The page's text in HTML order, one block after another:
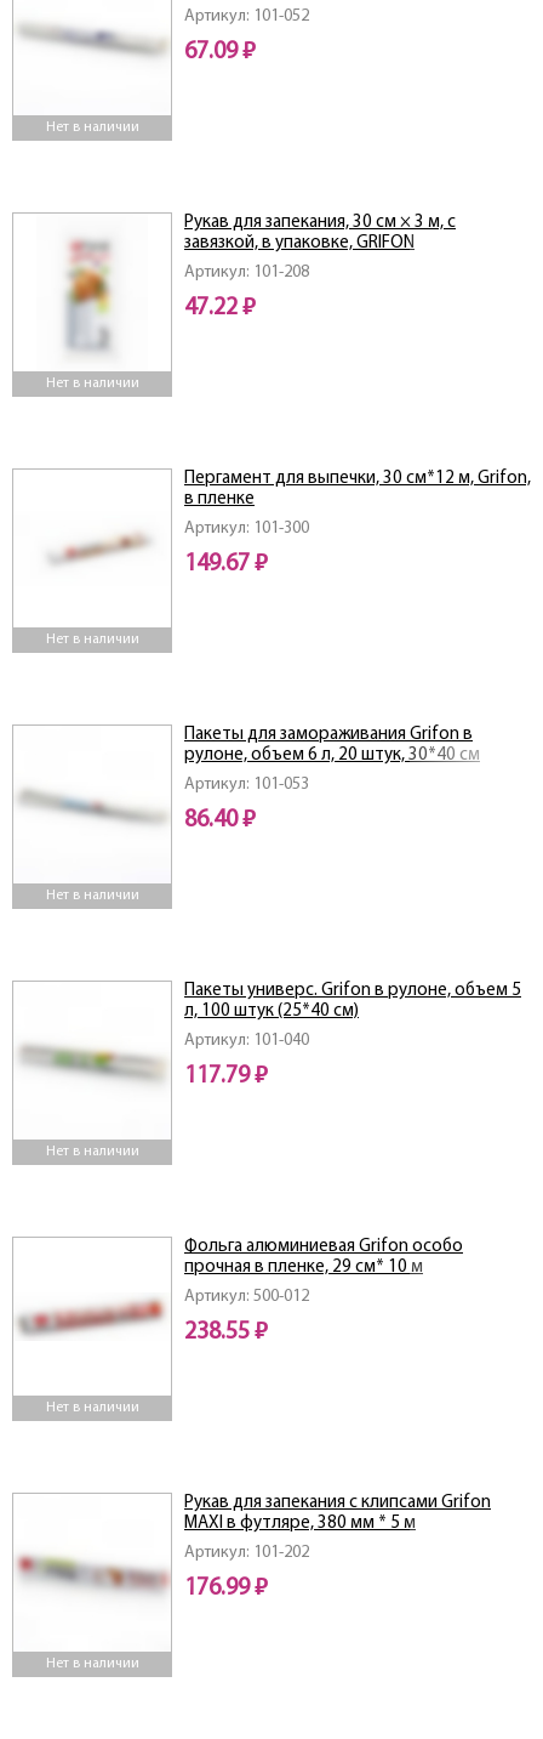
Нет в наличии
Артикул: 101-052
67.09 ₽
Нет в наличии
Артикул: 101-208
Рукав для запекания, 30 см × 3 м, с
завязкой, в упаковке, GRIFON
47.22 ₽
Нет в наличии
Артикул: 101-300
Пергамент для выпечки, 30 см*12 м, Grifon,
в пленке
149.67 ₽
Нет в наличии
Артикул: 101-053
Пакеты для замораживания Grifon в
рулоне, объем 6 л, 20 штук, 30*40 см
86.40 ₽
Нет в наличии
Артикул: 101-040
Пакеты универс. Grifon в рулоне, объем 5
л, 100 штук (25*40 см)
117.79 ₽
Нет в наличии
Артикул: 500-012
Фольга алюминиевая Grifon особо
прочная в пленке, 29 см* 10 м
238.55 ₽
Нет в наличии
Артикул: 101-202
Рукав для запекания с клипсами Grifon
MAXI в футляре, 380 мм * 5 м
176.99 ₽